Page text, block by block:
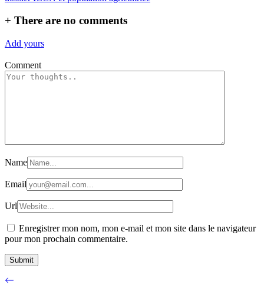
+ There are no comments
Add yours
Comment
Name
Email
Url
Enregistrer mon nom, mon e-mail et mon site dans le navigateur
pour mon prochain commentaire.